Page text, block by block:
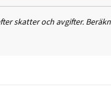
skatter och avgifter.